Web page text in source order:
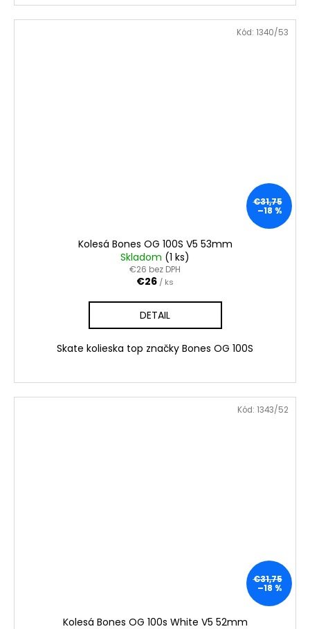
€31,75
–18 %
Kolesá Bones OG 100S V5 53mm
Skladom (1 ks)
€26 bez DPH
€26 / ks
DETAIL
Skate kolieska top značky Bones OG 100S
Kód: 1340/53
€31,75
–18 %
Kolesá Bones OG 100s White V5 52mm
Kód: 1343/52